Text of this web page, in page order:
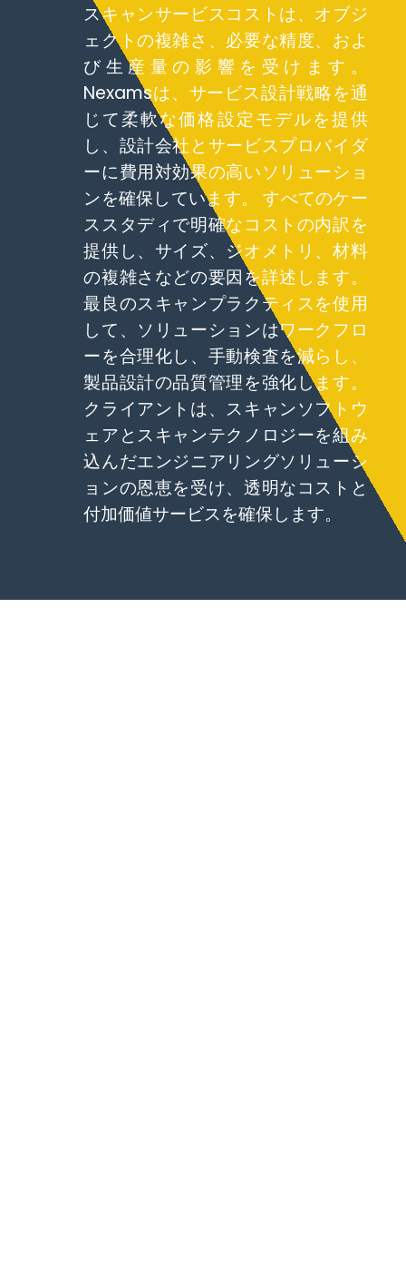
スキャンサービスコストは、オブジ
ェクトの複雑さ、必要な精度、およ
び生産量の影響を受けます。
Nexamsは、サービス設計戦略を通
じて柔軟な価格設定モデルを提供
し、設計会社とサービスプロバイダ
ーに費用対効果の高いソリューショ
ンを確保しています。 すべてのケー
ススタディで明確なコストの内訳を
提供し、サイズ、ジオメトリ、材料
の複雑さなどの要因を詳述します。
最良のスキャンプラクティスを使用
して、ソリューションはワークフロ
ーを合理化し、手動検査を減らし、
製品設計の品質管理を強化します。
クライアントは、スキャンソフトウ
ェアとスキャンテクノロジーを組み
込んだエンジニアリングソリューシ
ョンの恩恵を受け、透明なコストと
付加価値サービスを確保します。